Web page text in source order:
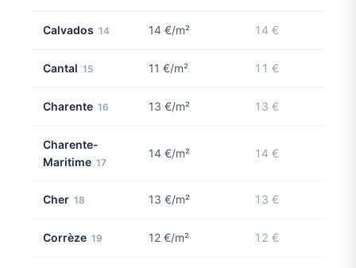
Calvados 14 14 €/m² 14 €
Cantal 15 11 €/m² 11 €
Charente 16 13 €/m² 13 €
Charente-
Maritime 17
14 €/m² 14 €
Cher 18 13 €/m² 13 €
Corrèze 19 12 €/m² 12 €